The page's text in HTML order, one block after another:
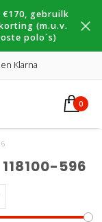
gebruilk
(m.u.v.
polo´s)
Klarna
0
118100-596